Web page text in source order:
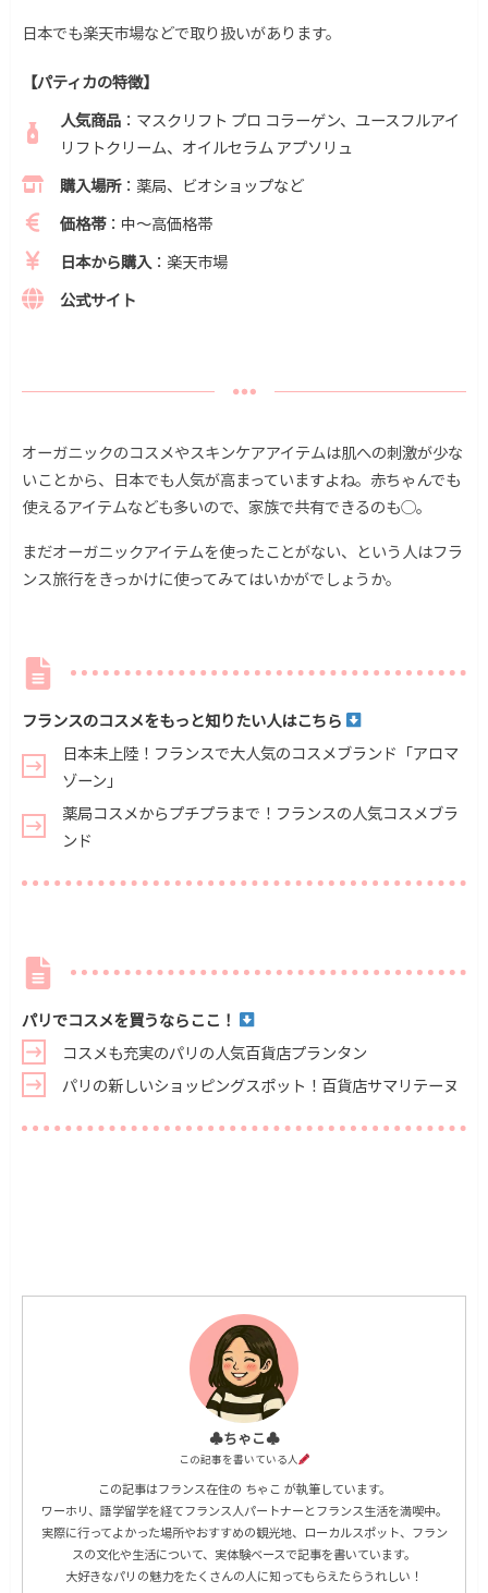
日本でも楽天市場などで取り扱いがあります。
【パティカの特徴】
人気商品 ：マスクリフト プロ コラーゲン、ユースフルアイ
リフトクリーム、オイルセラム アプソリュ
購入場所：薬局、ビオショップなど
価格帯：中〜高価格帯
日本から購入 ：楽天市場
公式サイト
オーガニックのコスメやスキンケアアイテムは肌への刺激が少な
いことから、日本でも人気が高まっていますよね。赤ちゃんでも
使えるアイテムなども多いので、家族で共有できるのも◯。
まだオーガニックアイテムを使ったことがない、という人はフラ
ンス旅行をきっかけに使ってみてはいかがでしょうか。
フランスのコスメをもっと知りたい人はこちら
日本未上陸！フランスで大人気のコスメブランド「アロマ
ゾーン」
薬局コスメからプチプラまで！フランスの人気コスメブラ
ンド
パリでコスメを買うならここ！
コスメも充実のパリの人気百貨店プランタン
パリの新しいショッピングスポット！百貨店サマリテーヌ
♣︎ちゃこ♣︎
この記事を書いている人
この記事はフランス在住の ちゃこ が執筆しています。
ワーホリ、語学留学を経てフランス人パートナーとフランス生活を満喫中。
実際に行ってよかった場所やおすすめの観光地、ローカルスポット、フラン
スの文化や生活について、実体験ベースで記事を書いています。
大好きなパリの魅力をたくさんの人に知ってもらえたらうれしい！